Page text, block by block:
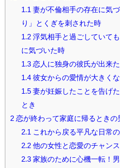
1.1 妻が不倫相手の存在に気
り」とくぎを刺された時
1.2浮気相手と過ごしていて
に気づいた時
1.3恋人に独身の彼氏が出来
1.4彼女からの愛情が大きく
1.5妻が妊娠したことを告げ
とき
2 恋が終わって家庭に帰るときの
2.1 これから戻る平凡な日常
2.2他の女性と恋愛のチャン
2.3家族のために心機一転！